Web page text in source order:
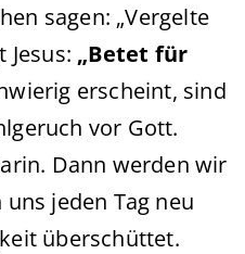
sagen: „Vergelte
Jesus: „Betet für
erscheint, sind
vor Gott.
Dann werden wir
jeden Tag neu
überschüttet.